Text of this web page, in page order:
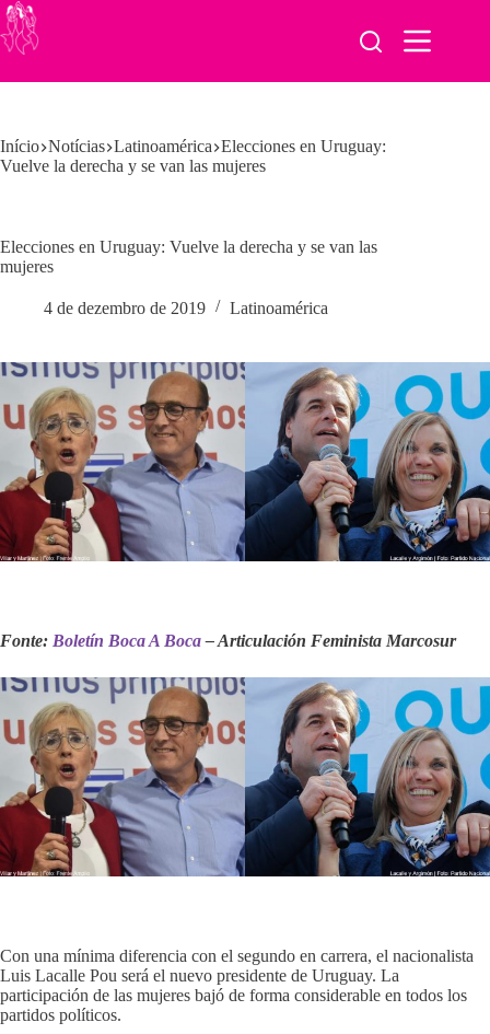
Pular
para
o
Início Notícias Latinoamérica Elecciones en Uruguay:
Vuelve la derecha y se van las mujeres
Elecciones en Uruguay: Vuelve la derecha y se van las
mujeres
4 de dezembro de 2019 Latinoamérica
Fonte: Boletín Boca A Boca– Articulación Feminista Marcosur
Con una mínima diferencia con el segundo en carrera, el nacionalista
Luis Lacalle Pou será el nuevo presidente de Uruguay. La
participación de las mujeres bajó de forma considerable en todos los
partidos políticos.